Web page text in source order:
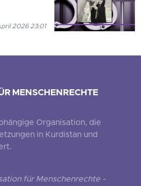
2026 23:01
MENSCHENRECHTE
Organisation, die
in Kurdistan und
für Menschenrechte -